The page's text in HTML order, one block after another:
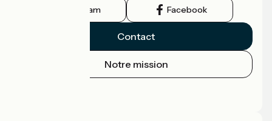
Instagram Facebook
Contact
Notre mission